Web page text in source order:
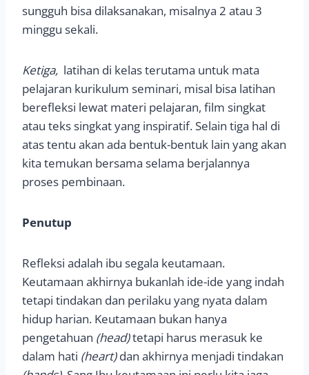
sungguh bisa dilaksanakan, misalnya 2 atau 3
minggu sekali.
Ketiga, latihan di kelas terutama untuk mata
pelajaran kurikulum seminari, misal bisa latihan
berefleksi lewat materi pelajaran, film singkat
atau teks singkat yang inspiratif. Selain tiga hal di
atas tentu akan ada bentuk-bentuk lain yang akan
kita temukan bersama selama berjalannya
proses pembinaan.
Penutup
Refleksi adalah ibu segala keutamaan.
Keutamaan akhirnya bukanlah ide-ide yang indah
tetapi tindakan dan perilaku yang nyata dalam
hidup harian. Keutamaan bukan hanya
pengetahuan (head)tetapi harus merasuk ke
dalam hati (heart)dan akhirnya menjadi tindakan